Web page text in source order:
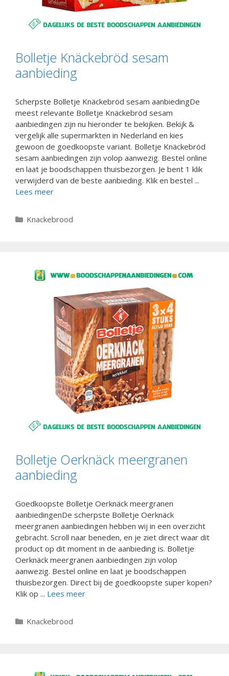
Bolletje Knäckebröd sesam
aanbieding
Scherpste Bolletje Knäckebröd sesam aanbiedingDe
meest relevante Bolletje Knäckebröd sesam
aanbiedingen zijn nu hieronder te bekijken. Bekijk &
vergelijk alle supermarkten in Nederland en kies
gewoon de goedkoopste variant. Bolletje Knäckebröd
sesam aanbiedingen zijn volop aanwezig. Bestel online
en laat je boodschappen thuisbezorgen. Je bent 1 klik
verwijderd van de beste aanbieding. Klik en bestel ...
Lees meer
Categorieën
Knackebrood
Bolletje Oerknäck meergranen
aanbieding
Goedkoopste Bolletje Oerknäck meergranen
aanbiedingenDe scherpste Bolletje Oerknäck
meergranen aanbiedingen hebben wij in een overzicht
gebracht. Scroll naar beneden, en je ziet direct waar dit
product op dit moment in de aanbieding is. Bolletje
Oerknäck meergranen aanbiedingen zijn volop
aanwezig. Bestel online en laat je boodschappen
thuisbezorgen. Direct bij de goedkoopste super kopen?
Klik op ... Lees meer
Categorieën
Knackebrood